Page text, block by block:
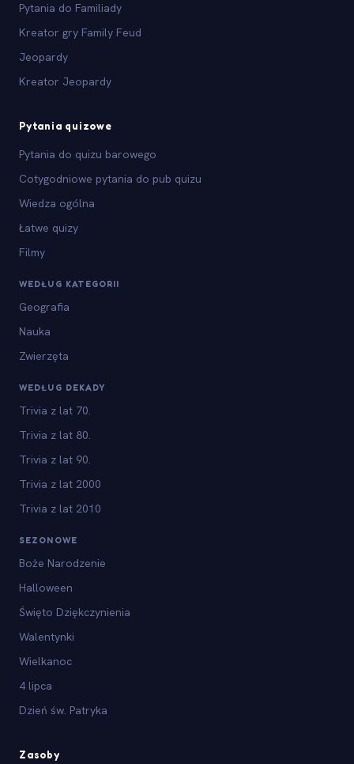
Pytania do Familiady
Kreator gry Family Feud
Jeopardy
Kreator Jeopardy
Pytania quizowe
Pytania do quizu barowego
Cotygodniowe pytania do pub quizu
Wiedza ogólna
Łatwe quizy
Filmy
WEDŁUG KATEGORII
Geografia
Nauka
Zwierzęta
WEDŁUG DEKADY
Trivia z lat 70.
Trivia z lat 80.
Trivia z lat 90.
Trivia z lat 2000
Trivia z lat 2010
SEZONOWE
Boże Narodzenie
Halloween
Święto Dziękczynienia
Walentynki
Wielkanoc
4 lipca
Dzień św. Patryka
Zasoby